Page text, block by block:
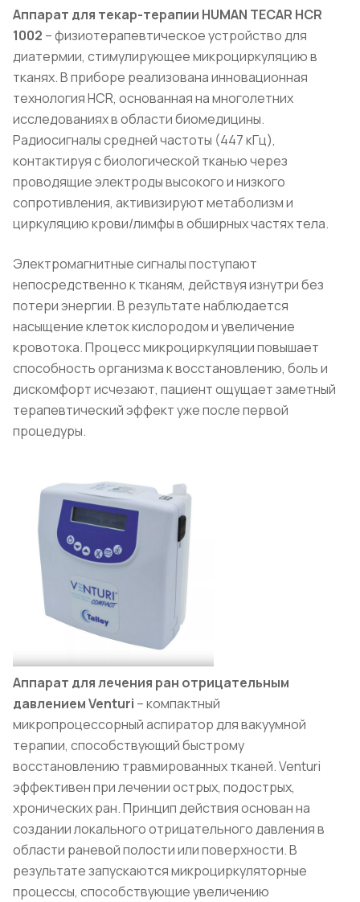
Аппарат для текар-терапии HUMAN TECAR HCR
1002 – физиотерапевтическое устройство для
диатермии, стимулирующее микроциркуляцию в
тканях. В приборе реализована инновационная
технология HCR, основанная на многолетних
исследованиях в области биомедицины.
Радиосигналы средней частоты (447 кГц),
контактируя с биологической тканью через
проводящие электроды высокого и низкого
сопротивления, активизируют метаболизм и
циркуляцию крови/лимфы в обширных частях тела.
Электромагнитные сигналы поступают
непосредственно к тканям, действуя изнутри без
потери энергии. В результате наблюдается
насыщение клеток кислородом и увеличение
кровотока. Процесс микроциркуляции повышает
способность организма к восстановлению, боль и
дискомфорт исчезают, пациент ощущает заметный
терапевтический эффект уже после первой
процедуры.
Аппарат для лечения ран отрицательным
давлением Venturi – компактный
микропроцессорный аспиратор для вакуумной
терапии, способствующий быстрому
восстановлению травмированных тканей. Venturi
эффективен при лечении острых, подострых,
хронических ран. Принцип действия основан на
создании локального отрицательного давления в
области раневой полости или поверхности. В
результате запускаются микроциркуляторные
процессы, способствующие увеличению